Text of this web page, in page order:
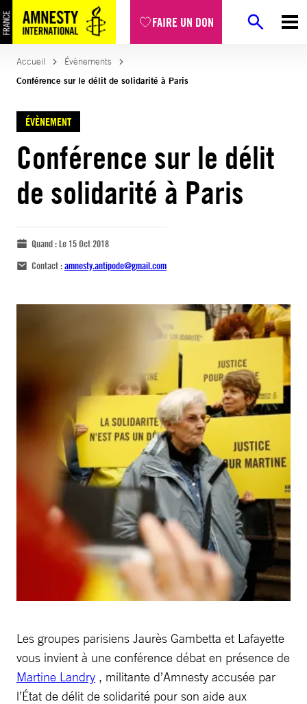
FAIRE UN DON
Accueil
Évènements
Conférence sur le délit de solidarité à Paris
ÉVÈNEMENT
Conférence sur le délit
de solidarité à Paris
Quand :Le 15 Oct 2018
Contact :amnesty.antipode@gmail.com
Les groupes parisiens Jaurès Gambetta et Lafayette
vous invient à une conférence débat en présence de
Martine Landry , militante d’Amnesty accusée par
l’État de délit de solidarité pour son aide aux